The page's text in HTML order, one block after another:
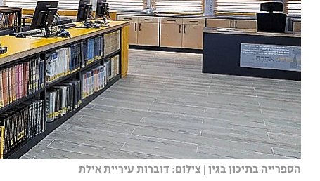
הספרייה בתיכון בגין | צילום: דוברות עיריית אילת